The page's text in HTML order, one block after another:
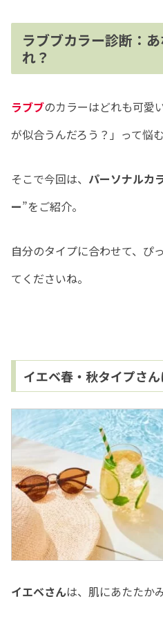
ラブブカラー診断：
れ？
ラブブのカラーはどれも可愛
が似合うんだろう？」って悩
そこで今回は、 パーソナルカ
ー”をご紹介。
自分のタイプに合わせて、ぴ
てくださいね。
イエベ春・秋タイプさ
イエベさんは、肌にあたたか